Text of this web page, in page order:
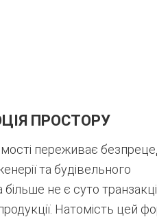
ПРОСТОРУ
переживає
та будівельного
не є суто
Натомість цей